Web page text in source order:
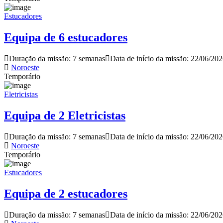
Estucadores
Equipa de 6 estucadores
Duração da missão: 7 semanas Data de início da missão: 22/06/
Noroeste
Temporário
Eletricistas
Equipa de 2 Eletricistas
Duração da missão: 7 semanas Data de início da missão: 22/06/
Noroeste
Temporário
Estucadores
Equipa de 2 estucadores
Duração da missão: 7 semanas Data de início da missão: 22/06/